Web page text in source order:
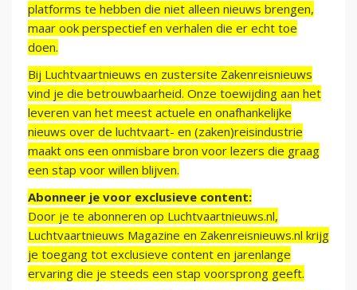
platforms te hebben die niet alleen nieuws brengen,
maar ook perspectief en verhalen die er echt toe
doen.
Bij Luchtvaartnieuws en zustersite Zakenreisnieuws
vind je die betrouwbaarheid. Onze toewijding aan het
leveren van het meest actuele en onafhankelijke
nieuws over de luchtvaart- en (zaken)reisindustrie
maakt ons een onmisbare bron voor lezers die graag
een stap voor willen blijven.
Abonneer je voor exclusieve content:
Door je te abonneren op Luchtvaartnieuws.nl,
Luchtvaartnieuws Magazine en Zakenreisnieuws.nl krijg
je toegang tot exclusieve content en jarenlange
ervaring die je steeds een stap voorsprong geeft.